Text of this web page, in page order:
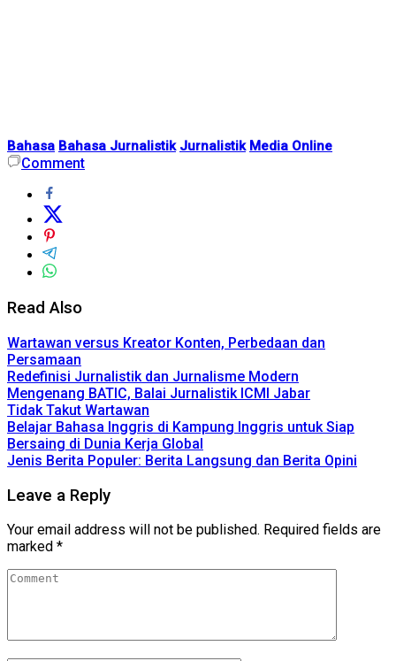
Bahasa Bahasa Jurnalistik Jurnalistik Media Online
Comment
Read Also
Wartawan versus Kreator Konten, Perbedaan dan
Persamaan
Redefinisi Jurnalistik dan Jurnalisme Modern
Mengenang BATIC, Balai Jurnalistik ICMI Jabar
Tidak Takut Wartawan
Belajar Bahasa Inggris di Kampung Inggris untuk Siap
Bersaing di Dunia Kerja Global
Jenis Berita Populer: Berita Langsung dan Berita Opini
Leave a Reply
Your email address will not be published. Required fields are
marked *